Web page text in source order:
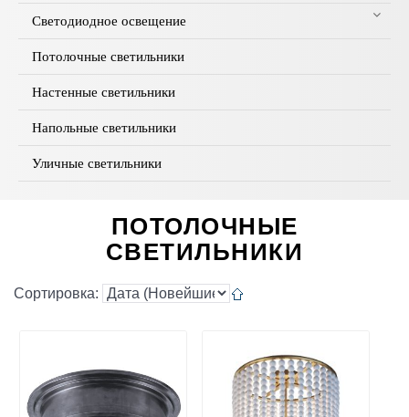
Светодиодное освещение
Потолочные светильники
Настенные светильники
Напольные светильники
Уличные светильники
ПОТОЛОЧНЫЕ
СВЕТИЛЬНИКИ
Сортировка: